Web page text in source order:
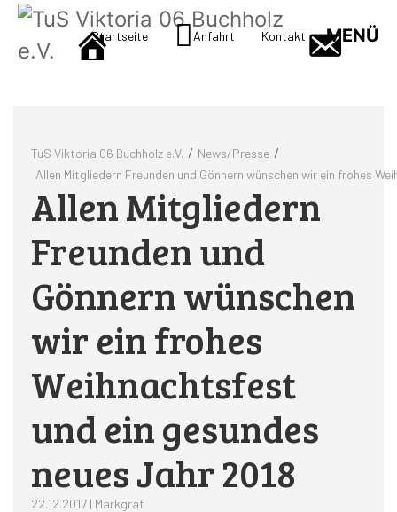
Startseite Anfahrt Kontakt MENÜ
TuS Viktoria 06 Buchholz e.V. / News/Presse /
Allen Mitgliedern Freunden und Gönnern wünschen wir ein frohes
Allen Mitgliedern
Freunden und
Gönnern wünschen
wir ein frohes
Weihnachtsfest
und ein gesundes
neues Jahr 2018
22.12.2017 | Markgraf